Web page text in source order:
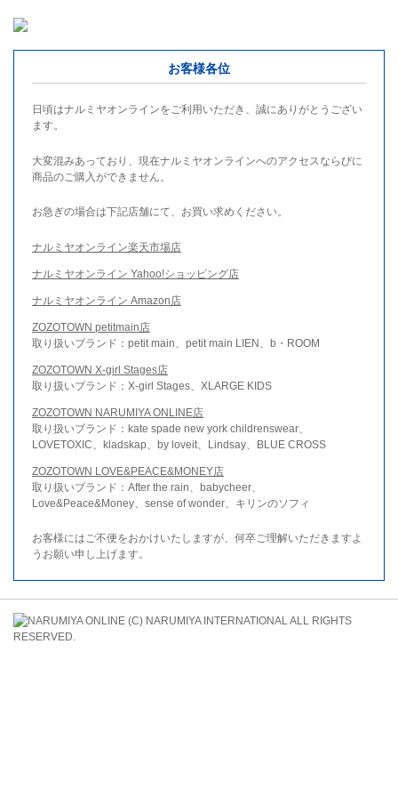
お客様各位
日頃はナルミヤオンラインをご利用いただき、誠にありがとうござい
ます。
大変混みあっており、現在ナルミヤオンラインへのアクセスならびに
商品のご購入ができません。
お急ぎの場合は下記店舗にて、お買い求めください。
ナルミヤオンライン楽天市場店
ナルミヤオンライン Yahoo!ショッピング店
ナルミヤオンライン Amazon店
ZOZOTOWN petitmain店
取り扱いブランド：petit main、petit main LIEN、b・ROOM
ZOZOTOWN X-girl Stages店
取り扱いブランド：X-girl Stages、XLARGE KIDS
ZOZOTOWN NARUMIYA ONLINE店
取り扱いブランド：kate spade new york childrenswear、
LOVETOXIC、kladskap、by loveit、Lindsay、BLUE CROSS
ZOZOTOWN LOVE&PEACE&MONEY店
取り扱いブランド：After the rain、babycheer、
Love&Peace&Money、sense of wonder、キリンのソフィ
お客様にはご不便をおかけいたしますが、何卒ご理解いただきますよ
うお願い申し上げます。